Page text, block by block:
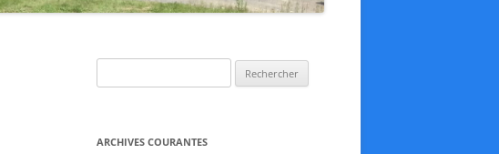
ARCHIVES COURANTES